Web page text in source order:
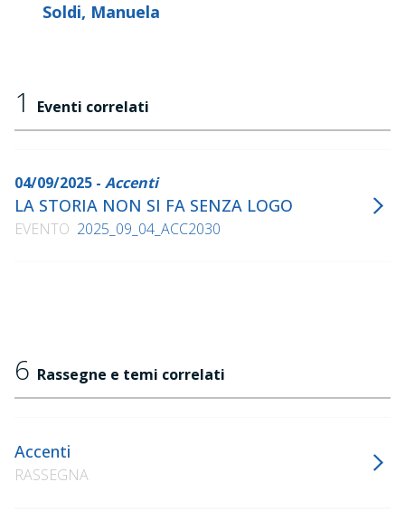
Soldi, Manuela
1 Eventi correlati
04/09/2025 - Accenti
LA STORIA NON SI FA SENZA LOGO
EVENTO 2025_09_04_ACC2030
6 Rassegne e temi correlati
Accenti
RASSEGNA